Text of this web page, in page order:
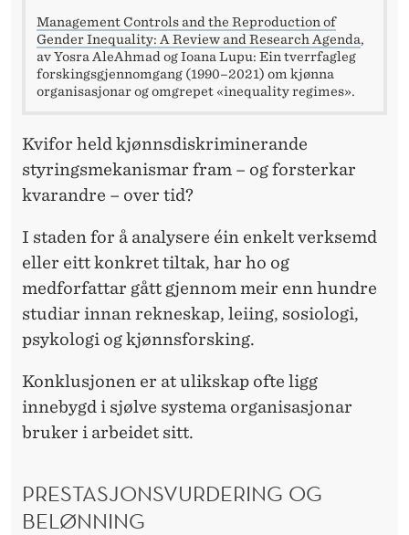
Management Controls and the Reproduction of
Gender Inequality: A Review and Research Agenda,
av Yosra AleAhmad og Ioana Lupu: Ein tverrfagleg
forskingsgjennomgang (1990–2021) om kjønna
organisasjonar og omgrepet «inequality regimes».
Kvifor held kjønnsdiskriminerande
styringsmekanismar fram – og forsterkar
kvarandre – over tid?
I staden for å analysere éin enkelt verksemd
eller eitt konkret tiltak, har ho og
medforfattar gått gjennom meir enn hundre
studiar innan rekneskap, leiing, sosiologi,
psykologi og kjønnsforsking.
Konklusjonen er at ulikskap ofte ligg
innebygd i sjølve systema organisasjonar
bruker i arbeidet sitt.
PRESTASJONSVURDERING OG
BELØNNING